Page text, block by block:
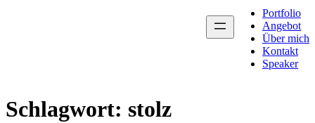
Portfolio
Angebot
Über mich
Kontakt
Speaker
Schlagwort: stolz